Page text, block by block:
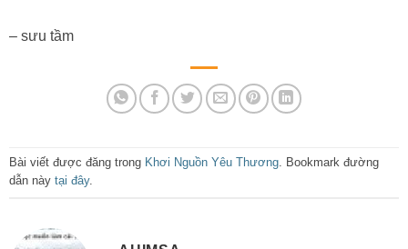
– sưu tầm
Bài viết được đăng trong Khơi Nguồn Yêu Thương. Bookmark đường
dẫn này tại đây.